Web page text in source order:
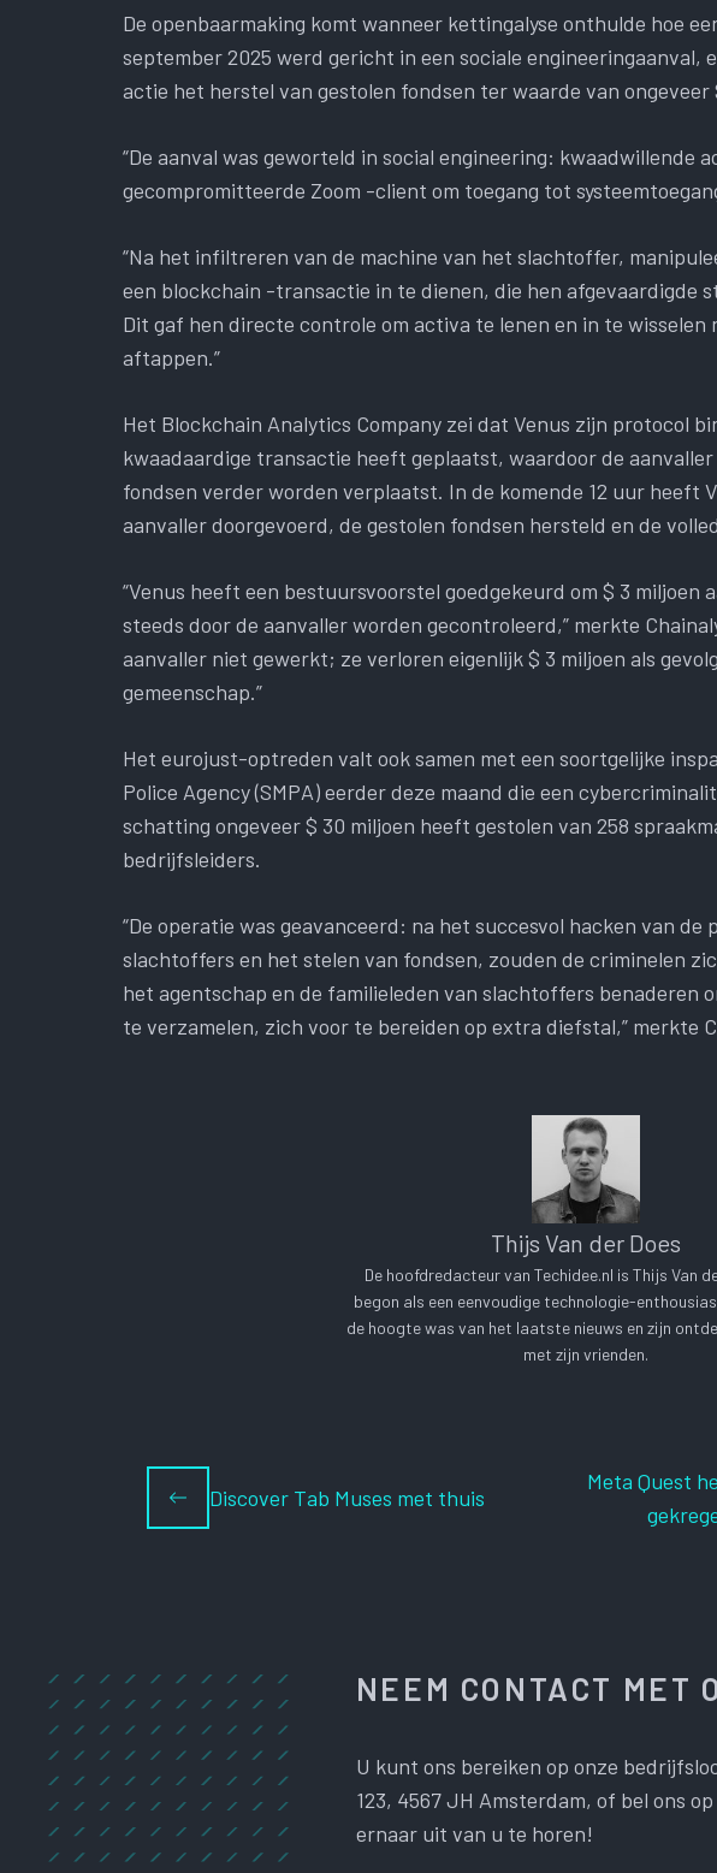
De openbaarmaking komt wanneer kettingalyse onthulde hoe
september 2025 werd gericht in een sociale engineeringaanval,
actie het herstel van gestolen fondsen ter waarde van ongeveer
“De aanval was geworteld in social engineering: kwaadwillende
gecompromitteerde Zoom -client om toegang tot
“Na het infiltreren van de machine van het slachtoffer,
een ​​blockchain -transactie in te dienen, die hen afgevaardigde
Dit gaf hen directe controle om activa te lenen en in te
aftappen.”
Het Blockchain Analytics Company zei dat Venus zijn protocol
kwaadaardige transactie heeft geplaatst, waardoor de
fondsen verder worden verplaatst. In de komende 12 uur heeft
aanvaller doorgevoerd, de gestolen fondsen hersteld en de
“Venus heeft een bestuursvoorstel goedgekeurd om $ 3 miljoen
steeds door de aanvaller worden gecontroleerd,” merkte
aanvaller niet gewerkt; ze verloren eigenlijk $ 3 miljoen als
gemeenschap.”
Het eurojust-optreden valt ook samen met een soortgelijke
Police Agency (SMPA) eerder deze maand die een
schatting ongeveer $ 30 miljoen heeft gestolen van 258
bedrijfsleiders.
“De operatie was geavanceerd: na het succesvol hacken van
slachtoffers en het stelen van fondsen, zouden de criminelen
het agentschap en de familieleden van slachtoffers benaderen
te verzamelen, zich voor te bereiden op extra diefstal,” merkte
Thijs Van der Does
De hoofdredacteur van Techidee.nl is Thijs Van
begon als een eenvoudige technologie-
de hoogte was van het laatste nieuws en zijn
met zijn vrienden.
Discover Tab Muses met thuis
Meta Quest
NEEM CONTACT MET
U kunt ons bereiken op onze
123, 4567 JH Amsterdam, of bel ons
ernaar uit van u te horen!